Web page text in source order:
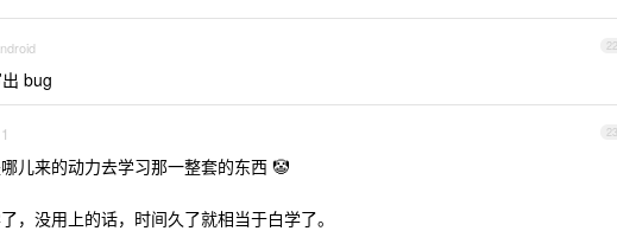
22
bug
23
1
儿来的动力去学习那一整套的东西 🤡
，没用上的话，时间久了就相当于白学了。